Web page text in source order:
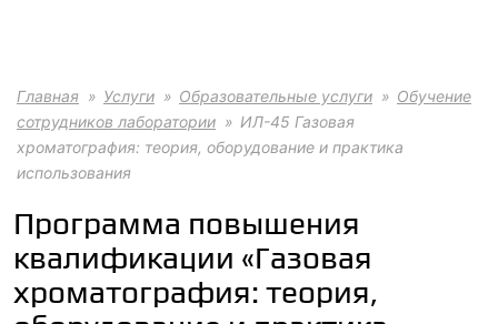
Главная Услуги Образовательные услуги
Обучение
сотрудников лаборатории
ИЛ-45 Газовая
хроматография: теория, оборудование и практика
использования
Программа повышения
квалификации «Газовая
хроматография: теория,